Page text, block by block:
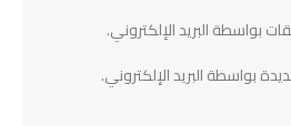
بواسطة البريد الإلكتروني.
بواسطة البريد الإلكتروني.